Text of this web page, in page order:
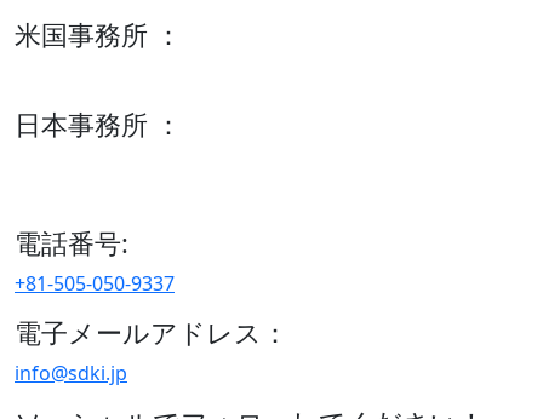
米国事務所 ：
日本事務所 ：
電話番号:
+81-505-050-9337
電子メールアドレス：
info@sdki.jp